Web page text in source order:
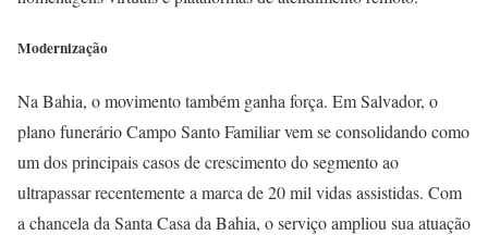
Modernização
Na Bahia, o movimento também ganha força. Em Salvador, o
plano funerário Campo Santo Familiar vem se consolidando como
um dos principais casos de crescimento do segmento ao
ultrapassar recentemente a marca de 20 mil vidas assistidas. Com
a chancela da Santa Casa da Bahia, o serviço ampliou sua atuação